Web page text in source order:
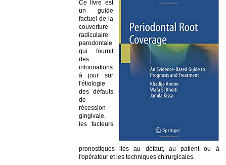
Ce livre est
un guide
factuel de la
couverture
radiculaire
parodontale
qui fournit
des
informations
à jour sur
l'étiologie
des défauts
de
récession
gingivale,
les facteurs
pronostiques liés au défaut, au patient ou à
l'opérateur et les techniques chirurgicales.